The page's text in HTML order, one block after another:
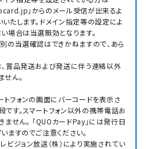
」からのメール受信が出来るよ
たします。ドメイン指定等の設定によ
場合は当選無効となります。
の当選確認はできかねますので、あら
賞品発送および発送に伴う連絡以外
ん。
トフォンの画面にバーコードを表示さ
す。スマートフォン以外の携帯電話お
ません。 「QUOカードPay」には発行日
ますのでご注意ください。
ビジョン放送（株）により実施されてい